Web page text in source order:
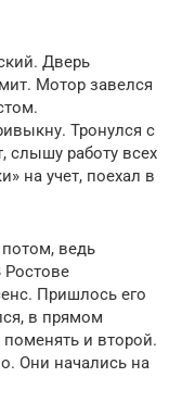
Дверь
Мотор завелся
Тронулся с
слышу работу всех
на учет, поехал в
ведь
Ростове
Пришлось его
в прямом
и второй.
Они начались на